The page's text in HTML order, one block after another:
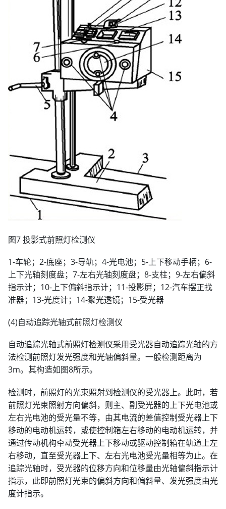
图7 投影式前照灯检测仪
1-车轮；2-底座；3-导轨；4-光电池；5-上下移动手柄；6-
上下光轴刻度盘；7-左右光轴刻度盘；8-支柱；9-左右偏斜
指示计；10-上下偏斜指示计；11-投影屏；12-汽车摆正找
准器；13-光度计；14-聚光透镜；15-受光器
(4)自动追踪光轴式前照灯检测仪
自动追踪光轴式前照灯检测仪采用受光器自动追踪光轴的方
法检测前照灯发光强度和光轴偏斜量。一般检测距离为
3m。其构造如图8所示。
检测时，前照灯的光束照射到检测仪的受光器上。此时，若
前照灯光束照射方向偏斜，则主、副受光器的上下光电池或
左右光电池的受光量不等，由其电流的差值控制受光器上下
移动的电动机运转，或使控制箱左右移动的电动机运转，并
通过传动机构牵动受光器上下移动或驱动控制箱在轨道上左
右移动，直至受光器上下、左右光电池受光量相等为止。在
追踪光轴时，受光器的位移方向和位移量由光轴偏斜指示计
指示，此即前照灯光束的偏斜方向和偏斜量、发光强度由光
度计指示。